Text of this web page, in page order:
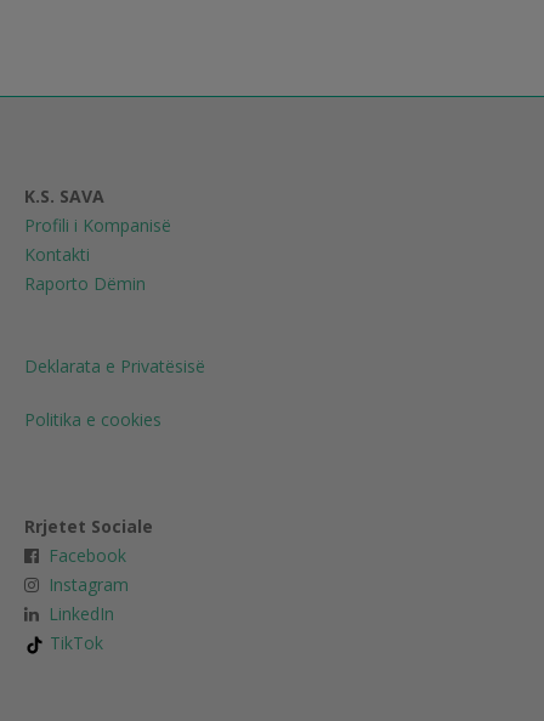
K.S. SAVA
Profili i Kompanisë
Kontakti
Raporto Dëmin
Deklarata e Privatësisë
Politika e cookies
Rrjetet Sociale
Facebook
Instagram
LinkedIn
TikTok